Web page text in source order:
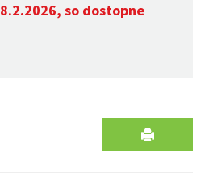
so dostopne